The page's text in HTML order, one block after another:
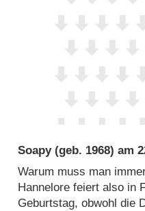
Soapy(geb. 1968) am
Warum muss man
Hannelore feiert also in
Geburtstag, obwohl die